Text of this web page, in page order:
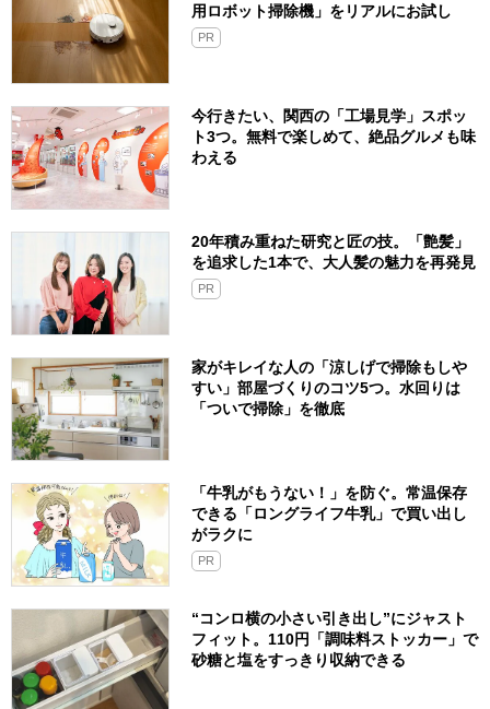
用ロボット掃除機」をリアルにお試し
PR
今行きたい、関西の「工場見学」スポッ
ト3つ。無料で楽しめて、絶品グルメも味
わえる
20年積み重ねた研究と匠の技。「艶髪」
を追求した1本で、大人髪の魅力を再発見
PR
家がキレイな人の「涼しげで掃除もしや
すい」部屋づくりのコツ5つ。水回りは
「ついで掃除」を徹底
「牛乳がもうない！」を防ぐ。常温保存
できる「ロングライフ牛乳」で買い出し
がラクに
PR
“コンロ横の小さい引き出し”にジャスト
フィット。110円「調味料ストッカー」で
砂糖と塩をすっきり収納できる